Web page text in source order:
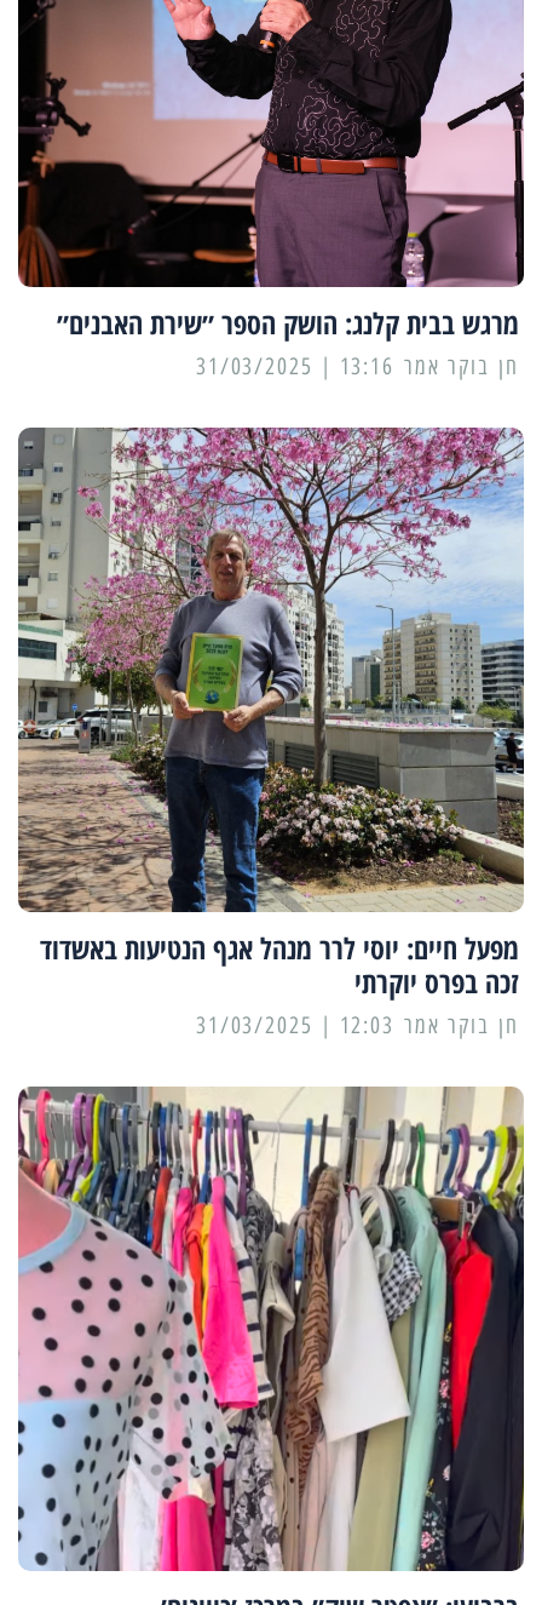
מרגש בבית קלנג: הושק הספר ״שירת האבנים״
13:16 | 31/03/2025
מפעל חיים: יוסי לרר מנהל אגף הנטיעות באשדוד
זכה בפרס יוקרתי
12:03 | 31/03/2025